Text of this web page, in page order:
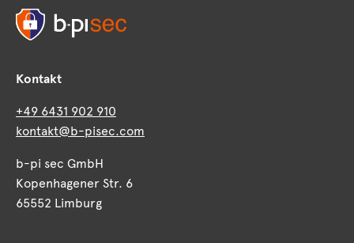
Kontakt
+49 6431 902 910
kontakt@b-pisec.com
b-pi sec GmbH
Kopenhagener Str. 6
65552 Limburg